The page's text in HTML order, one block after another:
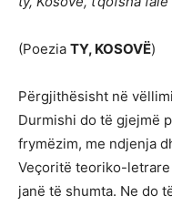
(Poezia TY, KOSOVË)
Përgjithësisht në
Durmishi do të gjejmë
frymëzim, me ndjenja
Veçoritë teoriko-
janë të shumta. Ne do